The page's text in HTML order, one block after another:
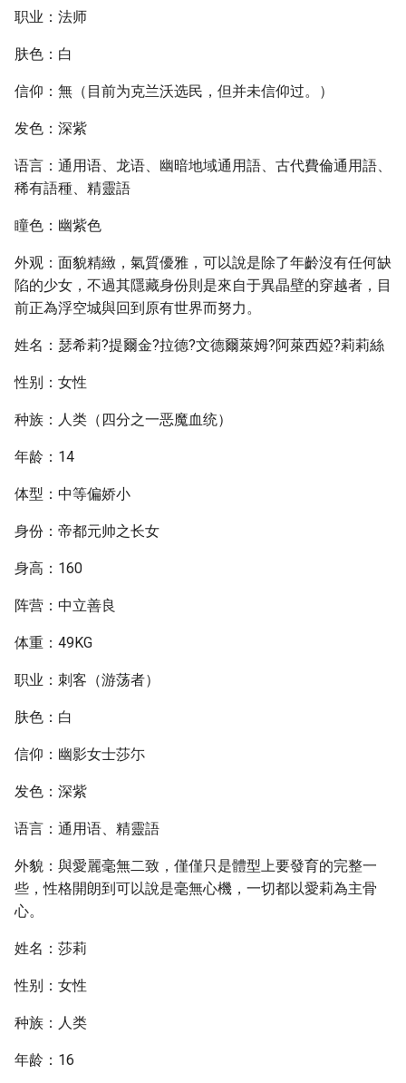
职业：法师
肤色：白
信仰：無（目前为克兰沃选民，但并未信仰过。）
发色：深紫
语言：通用语、龙语、幽暗地域通用語、古代費倫通用語、
稀有語種、精靈語
瞳色：幽紫色
外观：面貌精緻，氣質優雅，可以說是除了年齡沒有任何缺
陷的少女，不過其隱藏身份則是來自于異晶壁的穿越者，目
前正為浮空城與回到原有世界而努力。
姓名：瑟希莉?提爾金?拉德?文德爾萊姆?阿萊西婭?莉莉絲
性别：女性
种族：人类（四分之一恶魔血统）
年龄：14
体型：中等偏娇小
身份：帝都元帅之长女
身高：160
阵营：中立善良
体重：49KG
职业：刺客（游荡者）
肤色：白
信仰：幽影女士莎尓
发色：深紫
语言：通用语、精靈語
外貌：與愛麗毫無二致，僅僅只是體型上要發育的完整一
些，性格開朗到可以說是毫無心機，一切都以愛莉為主骨
心。
姓名：莎莉
性别：女性
种族：人类
年龄：16